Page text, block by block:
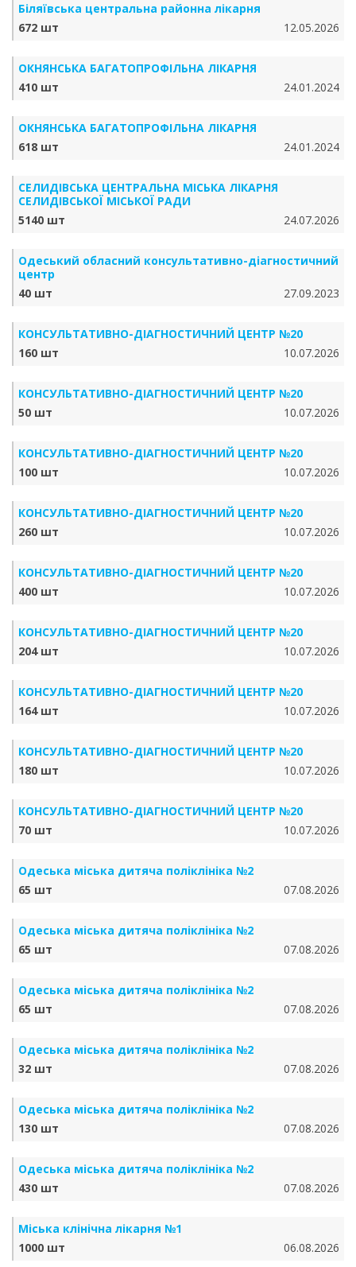
Біляївська центральна районна лікарня
672 шт
12.05.2026
ОКНЯНСЬКА БАГАТОПРОФІЛЬНА ЛІКАРНЯ
410 шт
24.01.2024
ОКНЯНСЬКА БАГАТОПРОФІЛЬНА ЛІКАРНЯ
618 шт
24.01.2024
СЕЛИДІВСЬКА ЦЕНТРАЛЬНА МІСЬКА ЛІКАРНЯ
СЕЛИДІВСЬКОЇ МІСЬКОЇ РАДИ
5140 шт
24.07.2026
Одеський обласний консультативно-діагностичний
центр
40 шт
27.09.2023
КОНСУЛЬТАТИВНО-ДІАГНОСТИЧНИЙ ЦЕНТР №20
160 шт
10.07.2026
КОНСУЛЬТАТИВНО-ДІАГНОСТИЧНИЙ ЦЕНТР №20
50 шт
10.07.2026
КОНСУЛЬТАТИВНО-ДІАГНОСТИЧНИЙ ЦЕНТР №20
100 шт
10.07.2026
КОНСУЛЬТАТИВНО-ДІАГНОСТИЧНИЙ ЦЕНТР №20
260 шт
10.07.2026
КОНСУЛЬТАТИВНО-ДІАГНОСТИЧНИЙ ЦЕНТР №20
400 шт
10.07.2026
КОНСУЛЬТАТИВНО-ДІАГНОСТИЧНИЙ ЦЕНТР №20
204 шт
10.07.2026
КОНСУЛЬТАТИВНО-ДІАГНОСТИЧНИЙ ЦЕНТР №20
164 шт
10.07.2026
КОНСУЛЬТАТИВНО-ДІАГНОСТИЧНИЙ ЦЕНТР №20
180 шт
10.07.2026
КОНСУЛЬТАТИВНО-ДІАГНОСТИЧНИЙ ЦЕНТР №20
70 шт
10.07.2026
Одеська міська дитяча поліклініка №2
65 шт
07.08.2026
Одеська міська дитяча поліклініка №2
65 шт
07.08.2026
Одеська міська дитяча поліклініка №2
65 шт
07.08.2026
Одеська міська дитяча поліклініка №2
32 шт
07.08.2026
Одеська міська дитяча поліклініка №2
130 шт
07.08.2026
Одеська міська дитяча поліклініка №2
430 шт
07.08.2026
Міська клінічна лікарня №1
1000 шт
06.08.2026